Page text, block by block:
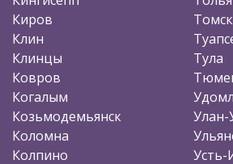
Киров
Клин
Клинцы
Ковров
Когалым
Козьмодемьянск
Коломна
Колпино
Томск
Тула
Улан-
Усть-